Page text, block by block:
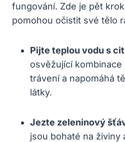
fungování. Zde je pět
pomohou očistit své tělo
Pijte teplou vodu s
osvěžující
trávení a napomáhá
látky.
Jezte zeleninový
jsou bohaté na živiny